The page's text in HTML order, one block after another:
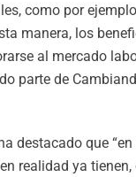
como por
manera, los
al mercado
parte de
destacado que
realidad ya